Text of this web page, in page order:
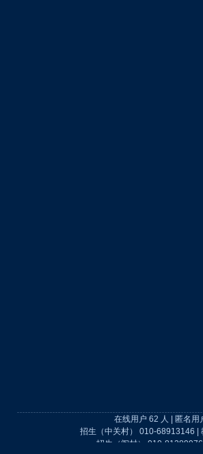
在线用户 62 人 | 匿名用
招生（中关村） 010-68913146 |
招生（阎村） 010-